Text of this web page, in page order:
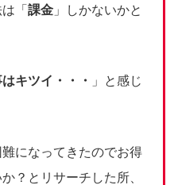
「 課金 」しかないかと
キツイ・・・
」と感じ
になってきたのでお得
？とリサーチした所、